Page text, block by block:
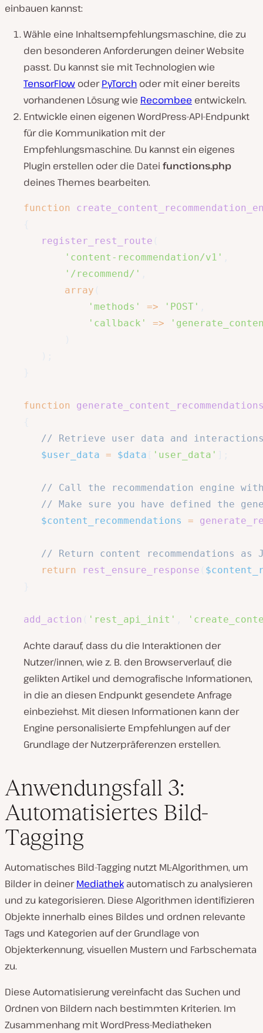
einbauen kannst:
Wähle eine Inhaltsempfehlungsmaschine, die zu
den besonderen Anforderungen deiner Website
passt. Du kannst sie mit Technologien wie
TensorFlow oderPyTorch oder mit einer bereits
vorhandenen Lösung wie Recombee entwickeln.
Entwickle einen eigenen WordPress-API-Endpunkt
für die Kommunikation mit der
Empfehlungsmaschine. Du kannst ein eigenes
Plugin erstellen oder die Datei functions.php
deines Themes bearbeiten.
function
register_rest_route
'content-recommendation/v1'
'/recommend/'
array
'methods'
=> 'POST'
'callback'
=>
function
// Retrieve user data and
$user_data = $data 'user_data'
// Call the recommendation engine
// Make sure you have defined the
$content_recommendations
=
// Return content recommendations as
return
rest_ensure_response
add_action 'rest_api_init'
Achte darauf, dass du die Interaktionen der
Nutzer/innen, wie z. B. den Browserverlauf, die
gelikten Artikel und demografische Informationen,
in die an diesen Endpunkt gesendete Anfrage
einbeziehst. Mit diesen Informationen kann der
Engine personalisierte Empfehlungen auf der
Grundlage der Nutzerpräferenzen erstellen.
Anwendungsfall 3:
Automatisiertes Bild-
Tagging
Automatisches Bild-Tagging nutzt ML-Algorithmen, um
Bilder in deinerMediathek automatisch zu analysieren
und zu kategorisieren. Diese Algorithmen identifizieren
Objekte innerhalb eines Bildes und ordnen relevante
Tags und Kategorien auf der Grundlage von
Objekterkennung, visuellen Mustern und Farbschemata
zu.
Diese Automatisierung vereinfacht das Suchen und
Ordnen von Bildern nach bestimmten Kriterien. Im
Zusammenhang mit WordPress-Mediatheken